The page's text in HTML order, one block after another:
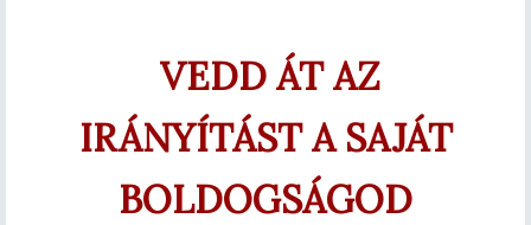
VEDD ÁT AZ
IRÁNYÍTÁST A SAJÁT
BOLDOGSÁGOD